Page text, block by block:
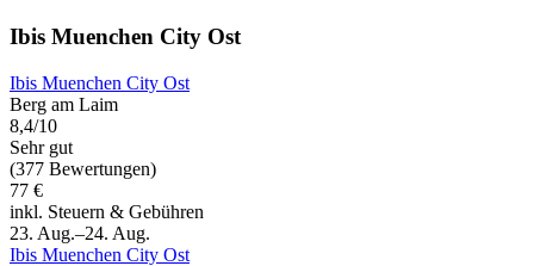
Ibis Muenchen City Ost
Ibis Muenchen City Ost
Berg am Laim
8,4/10
Sehr gut
(377 Bewertungen)
77 €
inkl. Steuern & Gebühren
23. Aug.–24. Aug.
Ibis Muenchen City Ost